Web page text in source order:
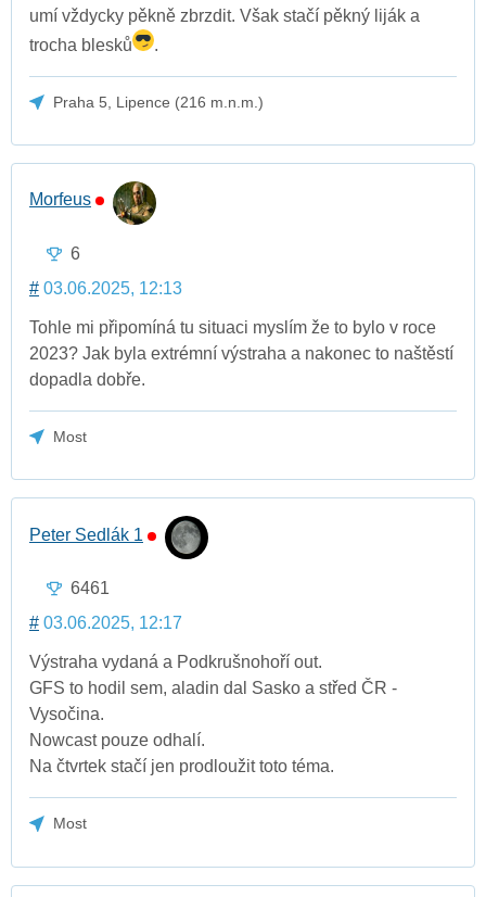
umí vždycky pěkně zbrzdit. Však stačí pěkný liják a
trocha blesků
.
Praha 5, Lipence (216 m.n.m.)
Morfeus
6
# 03.06.2025, 12:13
Tohle mi připomíná tu situaci myslím že to bylo v roce
2023? Jak byla extrémní výstraha a nakonec to naštěstí
dopadla dobře.
Most
Peter Sedlák 1
6461
# 03.06.2025, 12:17
Výstraha vydaná a Podkrušnohoří out.
GFS to hodil sem, aladin dal Sasko a střed ČR -
Vysočina.
Nowcast pouze odhalí.
Na čtvrtek stačí jen prodloužit toto téma.
Most